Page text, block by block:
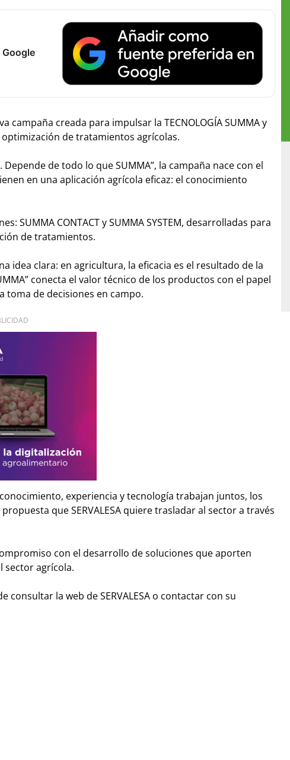
campaña creada para impulsar la TECNOLOGÍA SUMMA y
de tratamientos agrícolas.
de todo lo que SUMMA”, la campaña nace con el
en una aplicación agrícola eficaz: el conocimiento
SUMMA CONTACT y SUMMA SYSTEM, desarrolladas para
de tratamientos.
idea clara: en agricultura, la eficacia es el resultado de la
conecta el valor técnico de los productos con el papel
toma de decisiones en campo.
conocimiento, experiencia y tecnología trabajan juntos, los
que SERVALESA quiere trasladar al sector a través
compromiso con el desarrollo de soluciones que aporten
sector agrícola.
consultar la web de SERVALESA o contactar con su